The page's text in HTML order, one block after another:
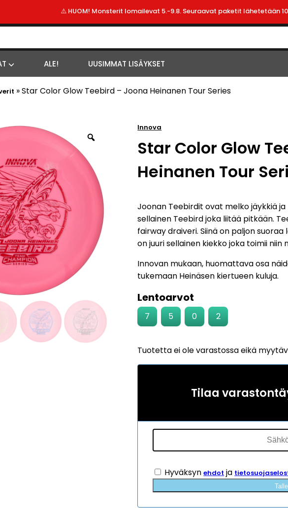
⚠️ HUOM! Monsterit lomailevat 5.-9.8. Seuraavat paketit lähetetään
ALE! UUSIMMAT LISÄYKSET
»Star Color Glow Teebird – Joona Heinanen Tour Series
Innova
Star Color Glow
Heinanen Tour
Joonan Teebirdit ovat melko jäykkiä ja
sellainen Teebird joka liitää pitkään.
fairway draiveri. Siinä on paljon
on juuri sellainen kiekko joka toimii
Innovan mukaan, huomattava osa
tukemaan Heinäsen kiertueen kuluja.
Lentoarvot
7 5 0 2
Tuotetta ei ole varastossa eikä
Tilaa
Hyväksynehdot ja